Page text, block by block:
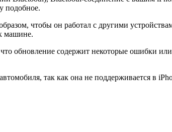
подобное.
чтобы он работал с другими
машине.
обновление содержит некоторые ошибки
так как она не поддерживается в